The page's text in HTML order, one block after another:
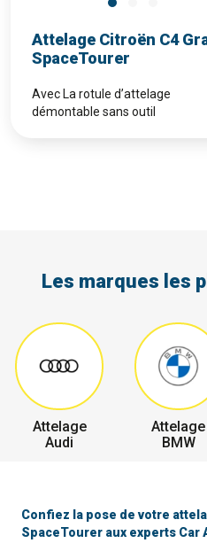
Attelage Citroën C4
SpaceTourer
Avec La rotule d’attelage
démontable sans outil
Les marques les
Attelage
Audi
Attelage
BMW
Confiez la pose de votre
SpaceTourer aux experts Car